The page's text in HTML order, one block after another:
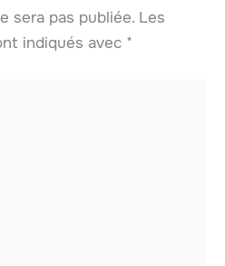
sera pas publiée. Les
indiqués avec *